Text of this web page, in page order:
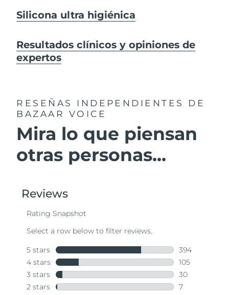
Silicona ultra higiénica
Resultados clínicos y opiniones de
expertos
RESEÑAS INDEPENDIENTES
DE
BAZAAR VOICE
Mira lo que piensan
otras personas...